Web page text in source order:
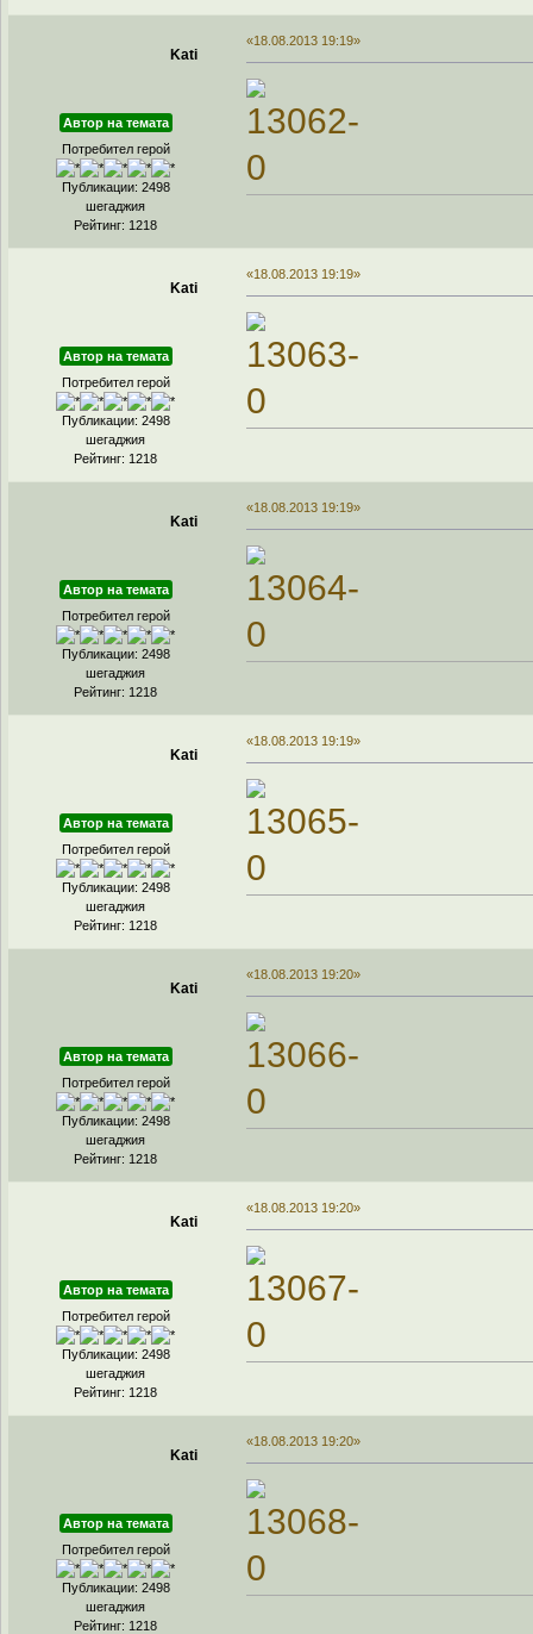
Kati
Автор на темата
Потребител герой
Публикации: 2498
шегаджия
Рейтинг: 1218
«18.08.2013 19:19»
Kati
Автор на темата
Потребител герой
Публикации: 2498
шегаджия
Рейтинг: 1218
«18.08.2013 19:19»
Kati
Автор на темата
Потребител герой
Публикации: 2498
шегаджия
Рейтинг: 1218
«18.08.2013 19:19»
Kati
Автор на темата
Потребител герой
Публикации: 2498
шегаджия
Рейтинг: 1218
«18.08.2013 19:19»
Kati
Автор на темата
Потребител герой
Публикации: 2498
шегаджия
Рейтинг: 1218
«18.08.2013 19:20»
Kati
Автор на темата
Потребител герой
Публикации: 2498
шегаджия
Рейтинг: 1218
«18.08.2013 19:20»
Kati
Автор на темата
Потребител герой
Публикации: 2498
шегаджия
Рейтинг: 1218
«18.08.2013 19:20»